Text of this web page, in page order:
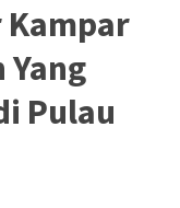
Kampar
Pulau